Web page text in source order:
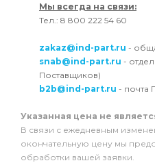
Мы всегда на связи:
Тел.: 8 800 222 54 60
zakaz@ind-part.ru -
snab@ind-part.ru -
Поставщиков)
b2b@ind-part.ru - почта
Указанная цена не
В связи с ежедневным
окончательную цену мы
обработки вашей заявки.